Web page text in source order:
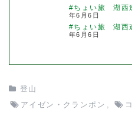
#ちょい旅 湖西
年6月6日
#ちょい旅 湖西
年6月6日
登山
アイゼン・クランポン ,